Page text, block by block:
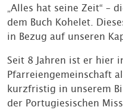
„Alles hat seine Zeit“ –
dem Buch Kohelet.
in Bezug auf unseren
Seit 8 Jahren ist er hier
Pfarreiengemeinschaft
kurzfristig in unserem
der Portugiesischen